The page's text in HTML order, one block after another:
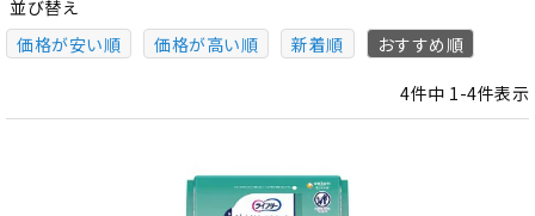
並び替え
価格が安い順
価格が高い順 新着順 おすすめ順
4件中 1-4件表示